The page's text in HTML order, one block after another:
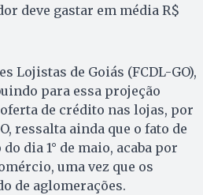
deve gastar em média R$
Lojistas de Goiás (FCDL-GO),
para essa projeção
de crédito nas lojas, por
ressalta ainda que o fato de
dia 1° de maio, acaba por
uma vez que os
de aglomerações.